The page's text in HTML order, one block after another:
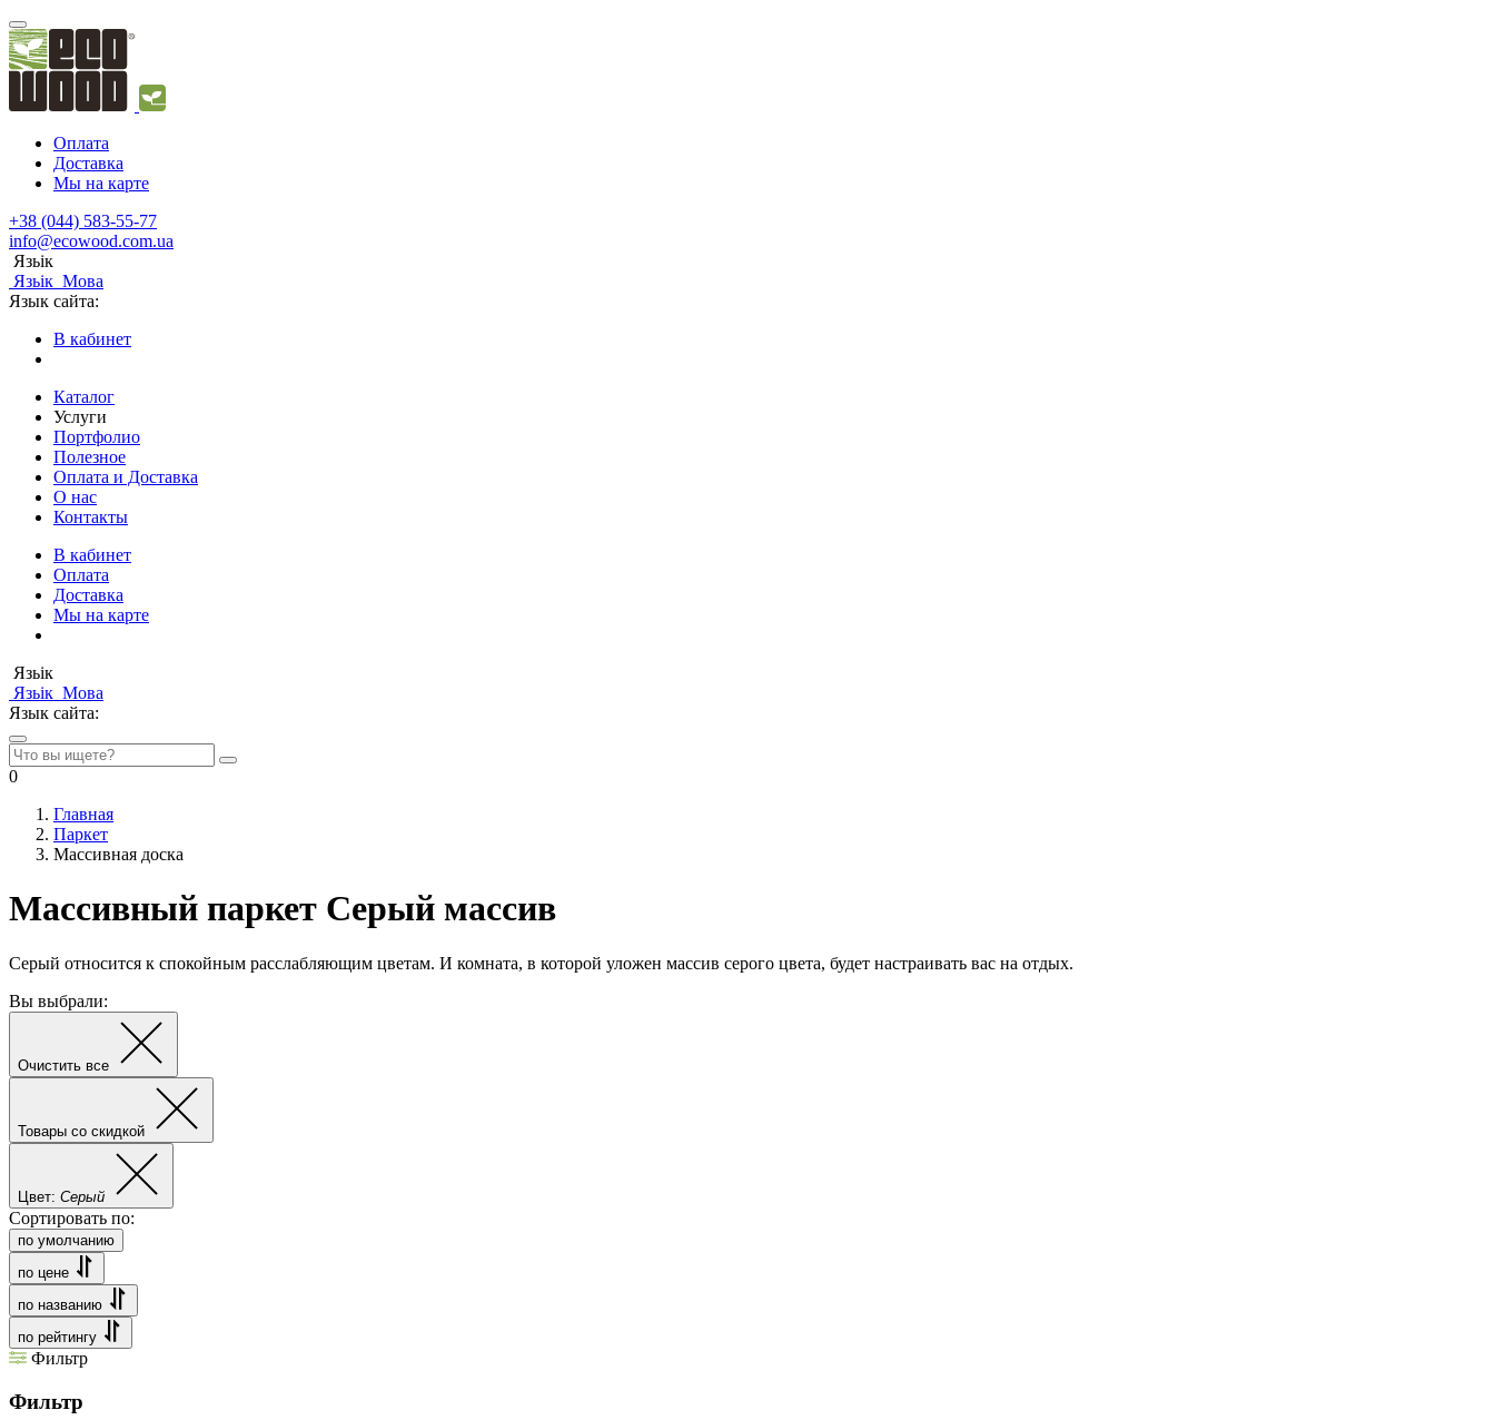
Оплата
Доставка
Мы на карте
+38 (044) 583-55-77
info@ecowood.com.ua
Язьік
Язьік Мова
Язык сайта:
В кабинет
Каталог
Услуги
Портфолио
Полезное
Оплата и Доставка
О нас
Контакты
В кабинет
Оплата
Доставка
Мы на карте
Язьік
Язьік Мова
Язык сайта:
0
Главная
Паркет
Массивная доска
Массивный паркет Серый массив
Серый относится к спокойным расслабляющим цветам. И комната, в которой уложен массив серого цвета, будет настраивать вас на отдых.
Вы выбрали:
Очистить все
Товары со скидкой
Цвет: Серый
Сортировать по:
по умолчанию
по цене
по названию
по рейтингу
Фильтр
Фильтр